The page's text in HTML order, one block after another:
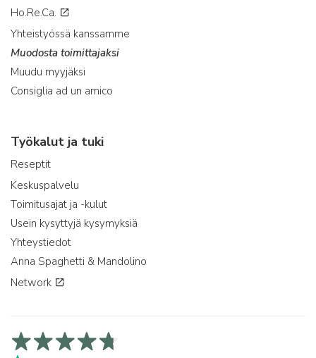
Ho.Re.Ca.
Yhteistyössä kanssamme
Muodosta toimittajaksi
Muudu myyjäksi
Consiglia ad un amico
Työkalut ja tuki
Reseptit
Keskuspalvelu
Toimitusajat ja -kulut
Usein kysyttyjä kysymyksiä
Yhteystiedot
Anna Spaghetti & Mandolino
Network